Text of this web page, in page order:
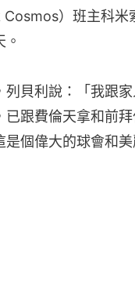
）班主科
列貝利說：「我跟
已跟費倫天拿和前
個偉大的球會和美